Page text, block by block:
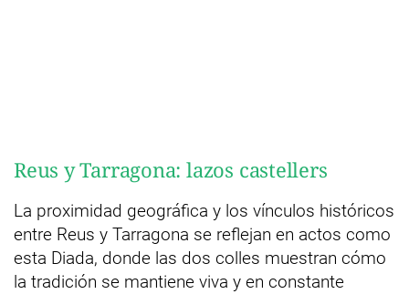
Reus y Tarragona: lazos castellers
La proximidad geográfica y los vínculos históricos
entre Reus y Tarragona se reflejan en actos como
esta Diada, donde las dos colles muestran cómo
la tradición se mantiene viva y en constante